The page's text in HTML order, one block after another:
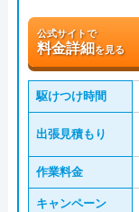
公式サイトで
料金詳細を見る
駆けつけ時間
出張見積もり
作業料金
キャンペーン